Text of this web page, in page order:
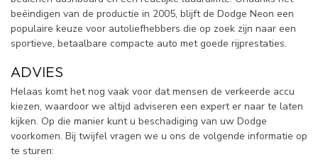
beëindigen van de productie in 2005, blijft de Dodge Neon een
populaire keuze voor autoliefhebbers die op zoek zijn naar een
sportieve, betaalbare compacte auto met goede rijprestaties.
ADVIES
Helaas komt het nog vaak voor dat mensen de verkeerde accu
kiezen, waardoor we altijd adviseren een expert er naar te laten
kijken. Op die manier kunt u beschadiging van uw Dodge
voorkomen. Bij twijfel vragen we u ons de volgende informatie op
te sturen: